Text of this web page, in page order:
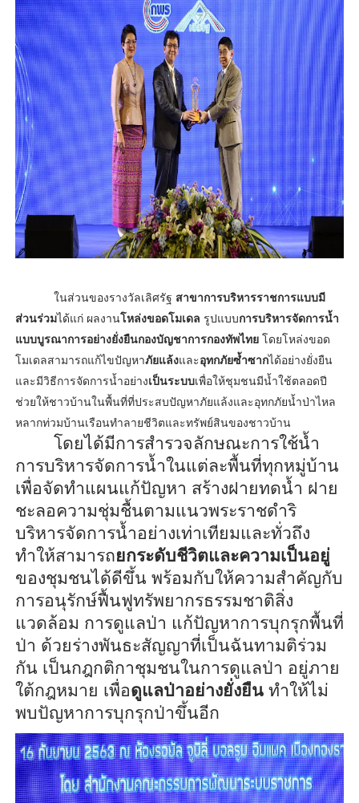
ในส่วนของรางวัลเลิศรัฐ สาขาการบริหารราชการแบบมี
ส่วนร่วมได้แก่ ผลงานโหล่งขอดโมเดล รูปแบบการบริหารจัดการน้ำ
แบบบูรณาการอย่างยั่งยืนกองบัญชาการกองทัพไทยโดยโหล่งขอด
โมเดลสามารถแก้ไขปัญหาภัยแล้งและอุทกภัยซ้ำซากได้อย่างยั่งยืน
และมีวิธีการจัดการน้ำอย่างเป็นระบบเพื่อให้ชุมชนมีน้ำใช้ตลอดปี
ช่วยให้ชาวบ้านในพื้นที่ที่ประสบปัญหาภัยแล้งและอุทกภัยน้ำป่าไหล
หลากท่วมบ้านเรือนทำลายชีวิตและทรัพย์สินของชาวบ้าน
โดยได้มีการสำรวจลักษณะการใช้น้ำ
การบริหารจัดการน้ำในแต่ละพื้นที่ทุกหมู่บ้าน
เพื่อจัดทำแผนแก้ปัญหา สร้างฝายทดน้ำ ฝาย
ชะลอความชุ่มชื้นตามแนวพระราชดำริ
บริหารจัดการน้ำอย่างเท่าเทียมและทั่วถึง
ทำให้สามารถยกระดับชีวิตและความเป็นอยู่
ของชุมชนได้ดีขึ้น พร้อมกับให้ความสำคัญกับ
การอนุรักษ์ฟื้นฟูทรัพยากรธรรมชาติสิ่ง
แวดล้อม การดูแลป่า แก้ปัญหาการบุกรุกพื้นที่
ป่า ด้วยร่างพันธะสัญญาที่เป็นฉันทามติร่วม
กัน เป็นกฎกติกาชุมชนในการดูแลป่า อยู่ภาย
ใต้กฎหมาย เพื่อดูแลป่าอย่างยั่งยืนทำให้ไม่
พบปัญหาการบุกรุกป่าขึ้นอีก